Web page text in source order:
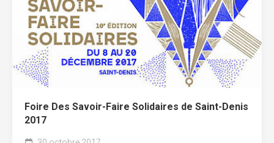
Foire Des Savoir-Faire Solidaires de Saint-Denis
2017